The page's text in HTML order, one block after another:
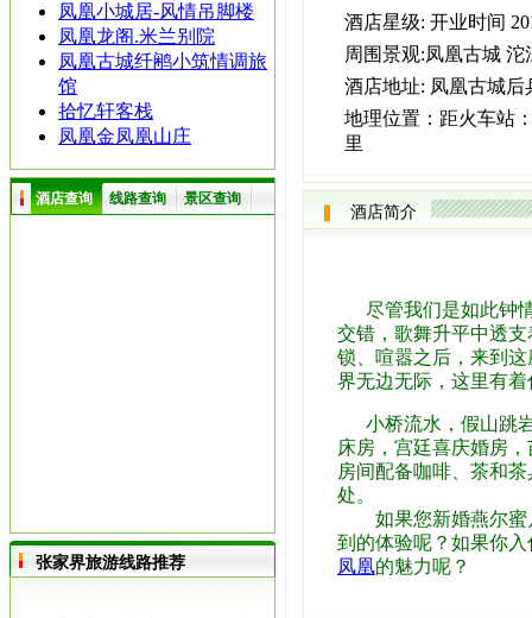
凤凰小城居-风情吊脚楼
凤凰龙阁.米兰别院
凤凰古城纤鹇小筑情调旅
馆
拾忆轩客栈
凤凰金凤凰山庄
酒店查询 线路查询 景区查询
张家界旅游线路推荐
酒店星级: 开业时间
周围景观:凤凰古城 沱
酒店地址: 凤凰古城后
地理位置： 距火车站
里
酒店简介
尽管我们是如此钟情
交错，歌舞升平中透
锁、喧嚣之后，来到这
界无边无际，这里有
小桥流水，假山跳
床房，宫廷喜庆婚房
房间配备咖啡、茶和
处。
如果您新婚燕尔蜜
到的体验呢？如果你
凤凰的魅力呢？